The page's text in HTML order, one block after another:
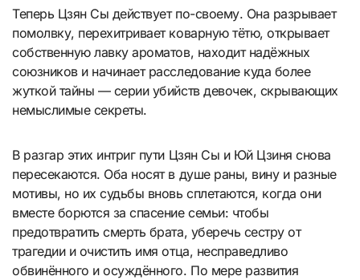
Теперь Цзян Сы действует по-своему. Она разрывает
помолвку, перехитривает коварную тётю, открывает
собственную лавку ароматов, находит надёжных
союзников и начинает расследование куда более
жуткой тайны — серии убийств девочек, скрывающих
немыслимые секреты.
В разгар этих интриг пути Цзян Сы и Юй Цзиня снова
пересекаются. Оба носят в душе раны, вину и разные
мотивы, но их судьбы вновь сплетаются, когда они
вместе борются за спасение семьи: чтобы
предотвратить смерть брата, уберечь сестру от
трагедии и очистить имя отца, несправедливо
обвинённого и осуждённого. По мере развития